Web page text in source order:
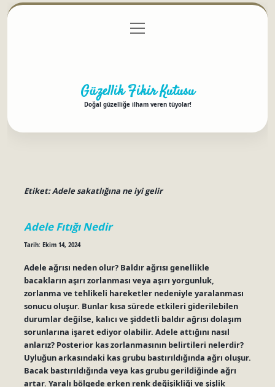
Gizlilik Politikası
menüyü
aç
Güzellik Fikir Kutusu
Doğal güzelliğe ilham veren tüyolar!
Etiket:Adele sakatlığına ne iyi gelir
Adele Fıtığı Nedir
Tarih: Ekim 14, 2024
Adele ağrısı neden olur? Baldır ağrısı genellikle
bacakların aşırı zorlanması veya aşırı yorgunluk,
zorlanma ve tehlikeli hareketler nedeniyle yaralanması
sonucu oluşur. Bunlar kısa sürede etkileri giderilebilen
durumlar değilse, kalıcı ve şiddetli baldır ağrısı dolaşım
sorunlarına işaret ediyor olabilir. Adele attığını nasıl
anlarız? Posterior kas zorlanmasının belirtileri nelerdir?
Uyluğun arkasındaki kas grubu bastırıldığında ağrı oluşur.
Bacak bastırıldığında veya kas grubu gerildiğinde ağrı
artar. Yaralı bölgede erken renk değişikliği ve şişlik